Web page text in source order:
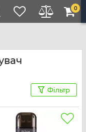
0
Фільтр